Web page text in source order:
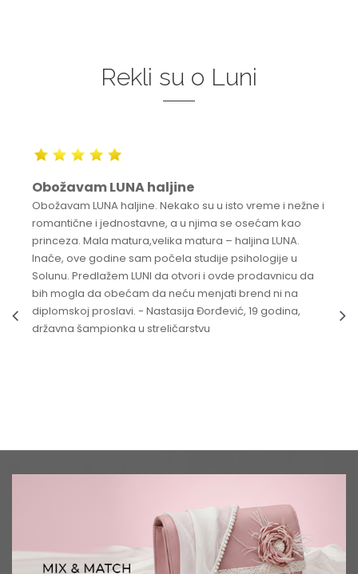
Rekli su o Luni
Obožavam LUNA haljine
Obožavam LUNA haljine. Nekako su u isto vreme i nežne i
romantične i jednostavne, a u njima se osećam kao
princeza. Mala matura,velika matura – haljina LUNA.
Inače, ove godine sam počela studije psihologije u
Solunu. Predlažem LUNI da otvori i ovde prodavnicu da
bih mogla da obećam da neću menjati brend ni na
diplomskoj proslavi. - Nastasija Đorđević, 19 godina,
državna šampionka u streličarstvu